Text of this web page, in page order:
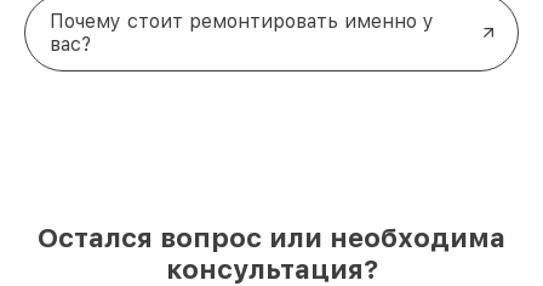
Почему стоит ремонтировать именно у
вас?
Остался вопрос или необходима
консультация?